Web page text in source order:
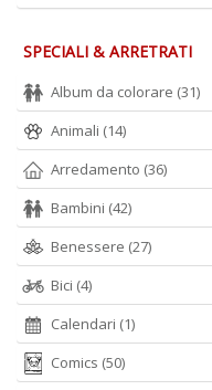
SPECIALI & ARRETRATI
Album da colorare (31)
Animali (14)
Arredamento (36)
Bambini (42)
Benessere (27)
Bici (4)
Calendari (1)
Comics (50)